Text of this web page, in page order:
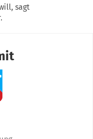
sagt